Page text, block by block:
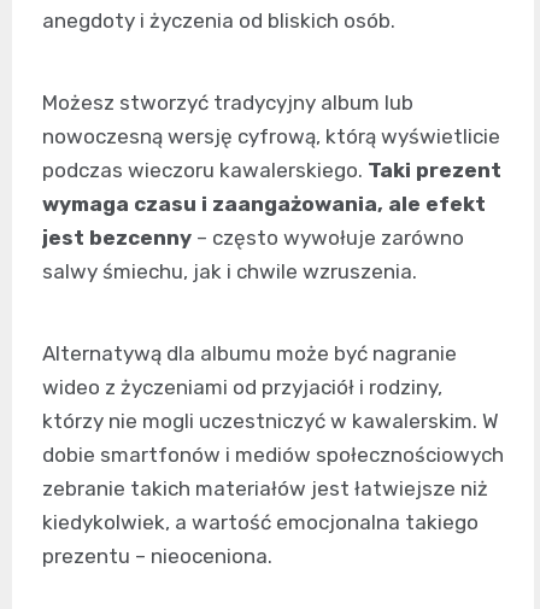
anegdoty i życzenia od bliskich osób.
Możesz stworzyć tradycyjny album lub
nowoczesną wersję cyfrową, którą wyświetlicie
podczas wieczoru kawalerskiego. Taki prezent
wymaga czasu i zaangażowania, ale efekt
jest bezcenny – często wywołuje zarówno
salwy śmiechu, jak i chwile wzruszenia.
Alternatywą dla albumu może być nagranie
wideo z życzeniami od przyjaciół i rodziny,
którzy nie mogli uczestniczyć w kawalerskim. W
dobie smartfonów i mediów społecznościowych
zebranie takich materiałów jest łatwiejsze niż
kiedykolwiek, a wartość emocjonalna takiego
prezentu – nieoceniona.